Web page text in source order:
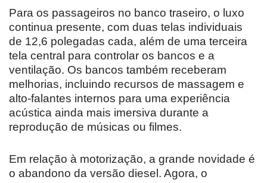
Para os passageiros no banco traseiro, o luxo
continua presente, com duas telas individuais
de 12,6 polegadas cada, além de uma terceira
tela central para controlar os bancos e a
ventilação. Os bancos também receberam
melhorias, incluindo recursos de massagem e
alto-falantes internos para uma experiência
acústica ainda mais imersiva durante a
reprodução de músicas ou filmes.
Em relação à motorização, a grande novidade é
o abandono da versão diesel. Agora, o